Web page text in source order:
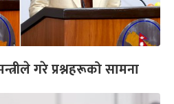
गरे प्रश्नहरूको सामना